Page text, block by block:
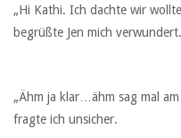
„Hi Kathi. Ich dachte wir
begrüßte Jen mich verwundert.
„Ähm ja klar…ähm sag mal
fragte ich unsicher.